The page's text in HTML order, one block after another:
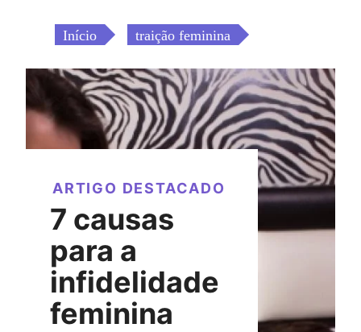
Início traição feminina
ARTIGO DESTACADO
7 causas
para a
infidelidade
feminina